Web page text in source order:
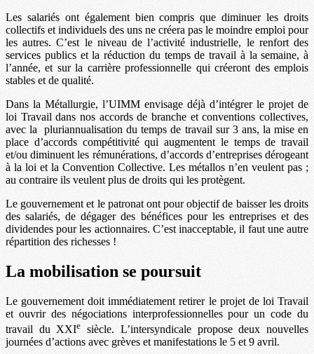
Les salariés ont également bien compris que diminuer les droits
collectifs et individuels des uns ne créera pas le moindre emploi pour
les autres. C’est le niveau de l’activité industrielle, le renfort des
services publics et la réduction du temps de travail à la semaine, à
l’année, et sur la carrière professionnelle qui créeront des emplois
stables et de qualité.
Dans la Métallurgie, l’UIMM envisage déjà d’intégrer le projet de
loi Travail dans nos accords de branche et conventions collectives,
avec la pluriannualisation du temps de travail sur 3 ans, la mise en
place d’accords compétitivité qui augmentent le temps de travail
et/ou diminuent les rémunérations, d’accords d’entreprises dérogeant
à la loi et la Convention Collective. Les métallos n’en veulent pas ;
au contraire ils veulent plus de droits qui les protègent.
Le gouvernement et le patronat ont pour objectif de baisser les droits
des salariés, de dégager des bénéfices pour les entreprises et des
dividendes pour les actionnaires. C’est inacceptable, il faut une autre
répartition des richesses !
La mobilisation se poursuit
Le gouvernement doit immédiatement retirer le projet de loi Travail
et ouvrir des négociations interprofessionnelles pour un code du
travail du XXIe siècle. L’intersyndicale propose deux nouvelles
journées d’actions avec grèves et manifestations le 5 et 9 avril.